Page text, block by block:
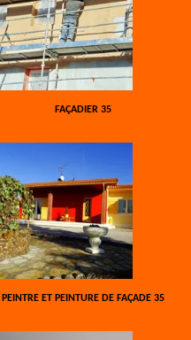
FAÇADIER 35
PEINTRE ET PEINTURE DE FAÇADE 35